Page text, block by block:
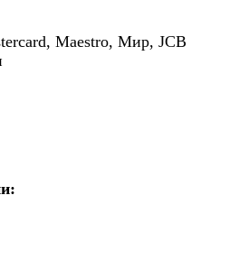
Maestro, Мир, JCB